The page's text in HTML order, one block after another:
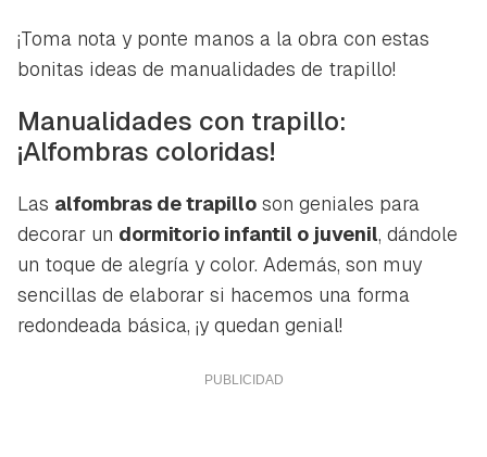
¡Toma nota y ponte manos a la obra con estas
bonitas ideas de manualidades de trapillo!
Manualidades con trapillo:
¡Alfombras coloridas!
Las alfombras de trapillo son geniales para
decorar un dormitorio infantil o juvenil, dándole
un toque de alegría y color. Además, son muy
sencillas de elaborar si hacemos una forma
redondeada básica, ¡y quedan genial!